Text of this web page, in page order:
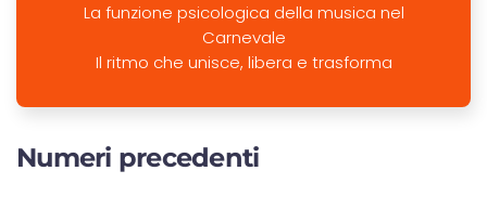
La funzione psicologica della musica nel
Carnevale
Il ritmo che unisce, libera e trasforma
Numeri precedenti